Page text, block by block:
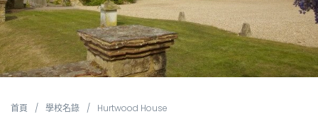
首頁 / 學校名錄 / Hurtwood House